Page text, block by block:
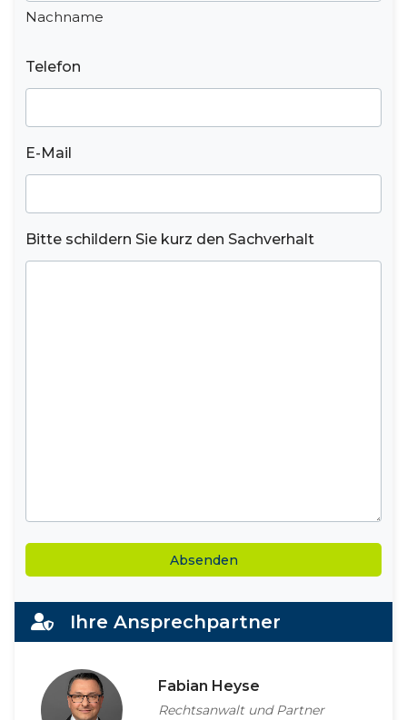
Nachname
Telefon
E-Mail
Bitte schildern Sie kurz den Sachverhalt
Alternative:
Ihre Ansprechpartner
Fabian Heyse
Rechtsanwalt und Partner